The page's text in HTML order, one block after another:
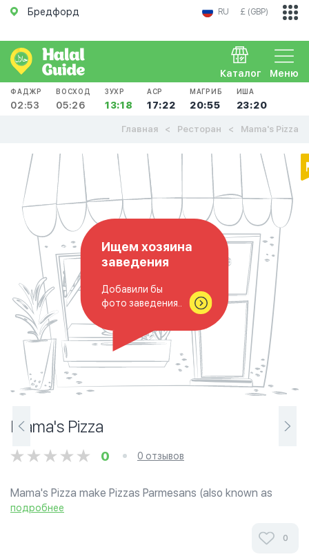
Бредфорд RU £ (GBP)
Меню
Каталог
ФАДЖР
02:53
ВОСХОД
05:26
ЗУХР
13:18
АСР
17:22
МАГРИБ
20:55
ИША
23:20
Главная Ресторан Mama's Pizza
Ищем хозяина
заведения
Добавили бы
фото заведения..
Mama's Pizza
0 0 отзывов
Mama's Pizza make Pizzas Parmesans (also known as
Parmos) freshly every day. Selected items are Halal -
подробнее
0